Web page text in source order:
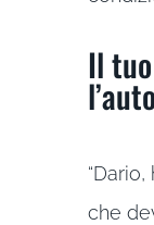
Il
che